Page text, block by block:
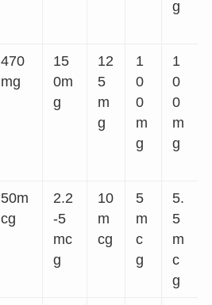
g
470
mg
15
0m
g
12
5
m
g
1
0
0
m
g
1
0
0
m
g
50m
cg
2.2
-5
mc
g
10
m
cg
5
m
c
g
5.
5
m
c
g